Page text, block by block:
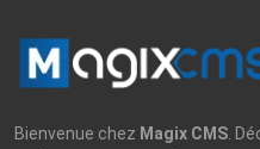
Bienvenue chez Magix CMS .